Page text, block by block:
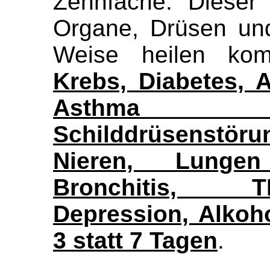
Organe, Drüsen
Weise heilen
Krebs, Diabetes,
Asthma
Nieren, Lungen
Bronchitis,
Depression,
3 statt 7 Tagen.